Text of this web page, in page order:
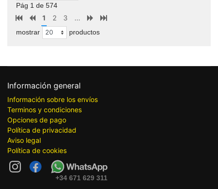
Pág 1 de 574
1 2 3 ...
mostrar productos
Información general
Información sobre los envíos
Terminos y condiciones
Opciones de pago
Política de privacidad
Aviso legal
Política de cookies
+34 671 629 311